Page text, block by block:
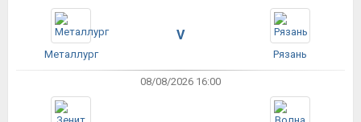
Металлург
V
Рязань
08/08/2026 16:00